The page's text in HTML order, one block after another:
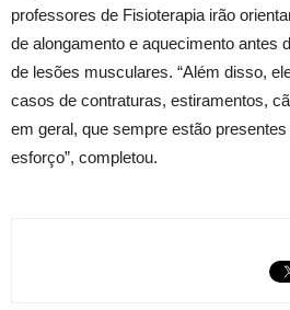
professores de Fisioterapia irão
de alongamento e aquecimento antes
de lesões musculares. “Além disso,
casos de contraturas, estiramentos,
em geral, que sempre estão
esforço”, completou.